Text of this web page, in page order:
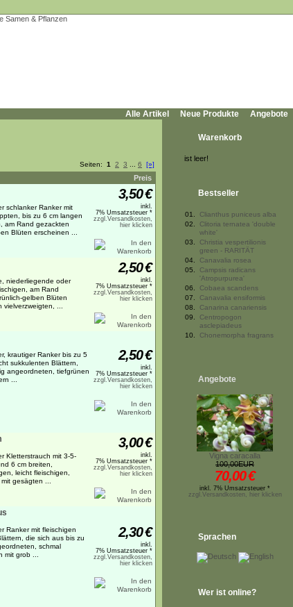
Alle Artikel Neue Produkte Angebote
Seiten: 1 2 3 6 [»]
Preis
schlanker Ranker mit
bis zu 6 cm langen
am Rand gezackten
Blüten erscheinen ...
3,50€
inkl.
7% Umsatzsteuer *
zzgl.Versandkosten,
hier klicken
niederliegende oder
am Rand
gelben Blüten
...
2,50€
inkl.
7% Umsatzsteuer *
zzgl.Versandkosten,
hier klicken
krautiger Ranker bis zu 5
sukkulenten Blättern,
angeordneten, tiefgrünen
...
2,50€
inkl.
7% Umsatzsteuer *
zzgl.Versandkosten,
hier klicken
Kletterstrauch mit 3-5-
6 cm breiten,
leicht fleischigen,
gesägten ...
3,00€
inkl.
7% Umsatzsteuer *
zzgl.Versandkosten,
hier klicken
Ranker mit fleischigen
die sich aus bis zu
schmal
grob ...
2,30€
inkl.
7% Umsatzsteuer *
zzgl.Versandkosten,
hier klicken
Warenkorb
ist leer!
Bestseller
01.
Clianthus puniceus alba
02.
Clitoria ternatea 'double
white'
03.
Christia vespertilionis
green - RARITÄT
04.
Canavalia rosea
05.
Campsis radicans
'Atropurpurea'
06.
Cobaea scandens
07.
Canavalia ensiformis
08.
Canarina canariensis
09.
Centropogon
asclepiadeus
10.
Chonemorpha fragrans
Angebote
Vigna caracalla
100,00EUR
70,00€
inkl. 7% Umsatzsteuer *
zzgl.Versandkosten, hier klicken
Sprachen
Wer ist online?